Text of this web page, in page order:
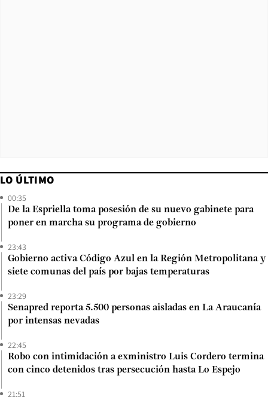
LO ÚLTIMO
00:35
De la Espriella toma posesión de su nuevo gabinete para
poner en marcha su programa de gobierno
23:43
Gobierno activa Código Azul en la Región Metropolitana y
siete comunas del país por bajas temperaturas
23:29
Senapred reporta 5.500 personas aisladas en La Araucanía
por intensas nevadas
22:45
Robo con intimidación a exministro Luis Cordero termina
con cinco detenidos tras persecución hasta Lo Espejo
21:51